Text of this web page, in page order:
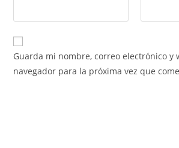
Guarda mi nombre, correo electrónico y
navegador para la próxima vez que